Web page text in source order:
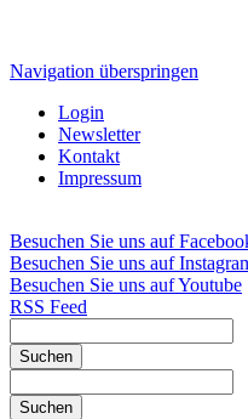
Navigation überspringen
Login
Newsletter
Kontakt
Impressum
Besuchen Sie uns auf
Besuchen Sie uns auf
Besuchen Sie uns auf Youtube
RSS Feed
Suchen
Suchen